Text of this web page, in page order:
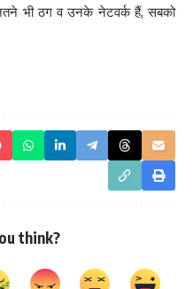
भी ठग व उनके नेटवर्क हैं, सबको
think?